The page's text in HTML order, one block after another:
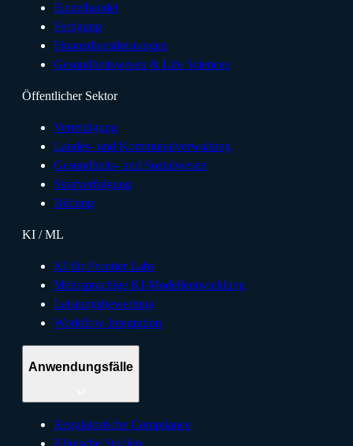
Einzelhandel
Fertigung
Finanzdienstleistungen
Gesundheitswesen & Life Sciences
Öffentlicher Sektor
Verteidigung
Landes- und Kommunalverwaltung
Gesundheits- und Sozialwesen
Strafverfolgung
Bildung
KI / ML
KI für Frontier Labs
Mehrsprachige KI-Modellentwicklung
Leistungsbewertung
Workflow-Integration
Anwendungsfälle
Regulatorische Compliance
Klinische Studien